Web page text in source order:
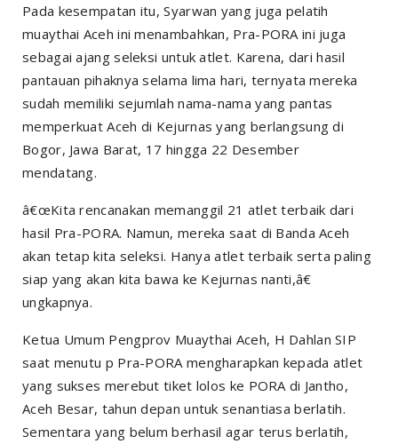
Pada kesempatan itu, Syarwan yang juga pelatih
muaythai Aceh ini menambahkan, Pra-PORA ini juga
sebagai ajang seleksi untuk atlet. Karena, dari hasil
pantauan pihaknya selama lima hari, ternyata mereka
sudah memiliki sejumlah nama-nama yang pantas
memperkuat Aceh di Kejurnas yang berlangsung di
Bogor, Jawa Barat, 17 hingga 22 Desember
mendatang.
â€œKita rencanakan memanggil 21 atlet terbaik dari
hasil Pra-PORA. Namun, mereka saat di Banda Aceh
akan tetap kita seleksi. Hanya atlet terbaik serta paling
siap yang akan kita bawa ke Kejurnas nanti,â€
ungkapnya.
Ketua Umum Pengprov Muaythai Aceh, H Dahlan SIP
saat menutu p Pra-PORA mengharapkan kepada atlet
yang sukses merebut tiket lolos ke PORA di Jantho,
Aceh Besar, tahun depan untuk senantiasa berlatih.
Sementara yang belum berhasil agar terus berlatih,